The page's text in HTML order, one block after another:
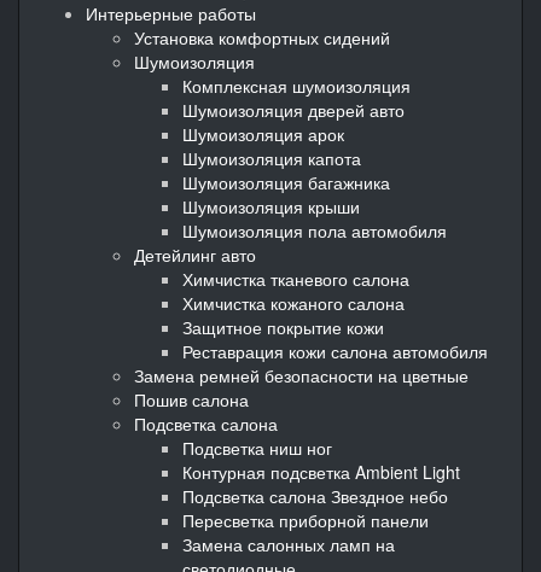
Интерьерные работы
Установка комфортных сидений
Шумоизоляция
Комплексная шумоизоляция
Шумоизоляция дверей авто
Шумоизоляция арок
Шумоизоляция капота
Шумоизоляция багажника
Шумоизоляция крыши
Шумоизоляция пола автомобиля
Детейлинг авто
Химчистка тканевого салона
Химчистка кожаного салона
Защитное покрытие кожи
Реставрация кожи салона автомобиля
Замена ремней безопасности на цветные
Пошив салона
Подсветка салона
Подсветка ниш ног
Контурная подсветка Ambient Light
Подсветка салона Звездное небо
Пересветка приборной панели
Замена салонных ламп на